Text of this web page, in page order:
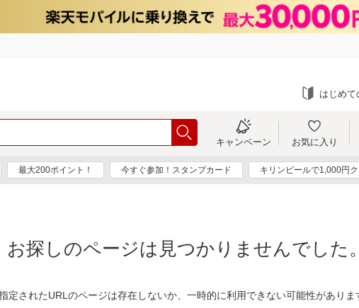
はじめて
キャンペーン お気に入り
最大200ポイント！ 今すぐ参加！スタンプカード キリンビールで1,000円
お探しのページは見つかりませんでした。
定されたURLのページは存在しないか、一時的に利用できない可能性がありま